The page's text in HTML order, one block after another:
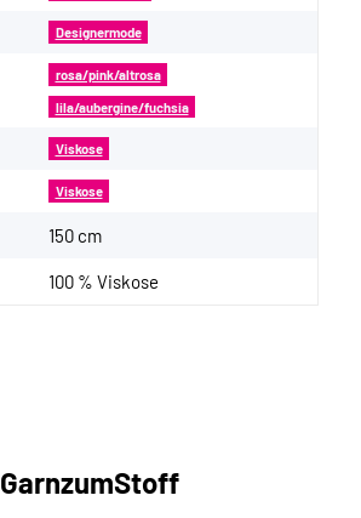
Designermode
rosa/pink/altrosa
lila/aubergine/fuchsia
Viskose
Viskose
150 cm
100 % Viskose
GarnzumStoff